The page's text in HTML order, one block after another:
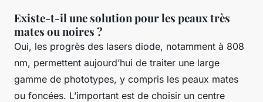
Existe-t-il une solution pour les peaux très
mates ou noires ?
Oui, les progrès des lasers diode, notamment à 808
nm, permettent aujourd’hui de traiter une large
gamme de phototypes, y compris les peaux mates
ou foncées. L’important est de choisir un centre